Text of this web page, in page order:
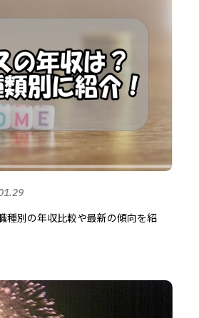
種別の年収比較や最新の傾向を紹